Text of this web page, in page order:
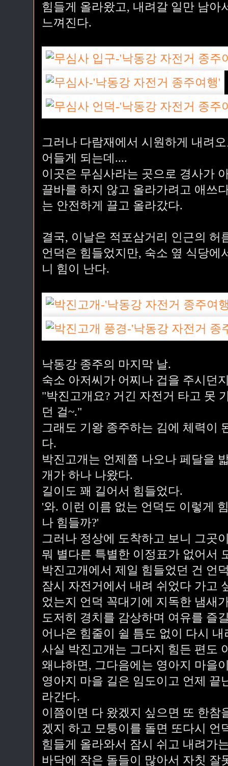
힘들게 올라왔고, 내려갈 일만 남아
느껴진다.
그러나 다람재에서 시원하게 내려
어들게 되는데....
이곳은 무심사라는 곳으로 경사가
끌바를 하지 않고 올라가려고 애쓰
는 안전하게 끌고 올라갔다.
결국, 이날은 적포삼거리 인근의 허
언덕은 힘들었지만, 숙소 옆 식당에
니 힘이 난다.
낙동강 종주의 마지막 날.
숙소 아저씨가 어찌나 겁을 주시던
"박진고개요? 거긴 자전거 타고 못
던 걸~."
그래도 기왕 종주하는 김에 체력이
다.
박진고개는 언제쯤 나오나 페달을
개가 하나 나왔다.
길이도 꽤 길어서 힘들었다.
'와. 이런 이름 없는 언덕도 이렇게
나 힘들까?'
그러나 정상에 도착하고 보니 그곳
뭐 별다른 특별한 이정표가 없어서
박진고개에서 제일 힘들었던 건 언
잠시 자전거에서 내려 쉬었다 가고
었는지 언덕 꼭대기에 지독한 냄새
도저히 경치를 감상하며 여유를 즐
어나온 힘줄이 쉴 틈도 없이 다시 내
사실 박진고개는 그다지 힘든 편도
왜냐하면, 그다음에는 영아지 마을
영아지 마을 길은 임도이고 언제 끝
라간다.
이쯤이면 다 왔겠지 싶으면 또 한참
겠지 하고 모퉁이를 돌면 또다시 언
힘들게 올라와서 잠시 쉬고 내려가
바닥에 작은 돌들이 많아서 자칫 잘